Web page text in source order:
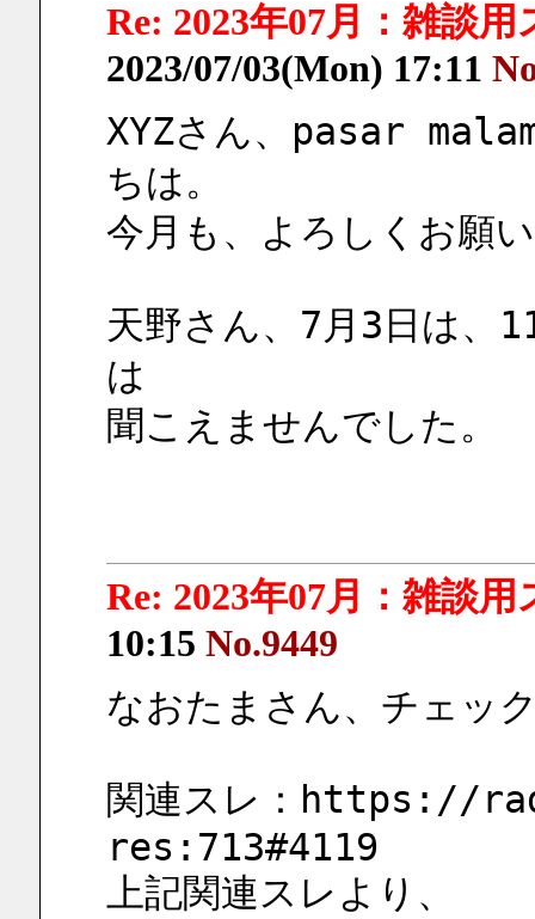
Re: 2023年07月：雑談
2023/07/03(Mon) 17:11
XYZさん、pasar
ちは。
今月も、よろしくお願
天野さん、7月3日は、
は
聞こえませんでした。
Re: 2023年07月：雑談
10:15 No.9449
なおたまさん、チェッ
関連スレ：https://
res:713#4119
上記関連スレより、